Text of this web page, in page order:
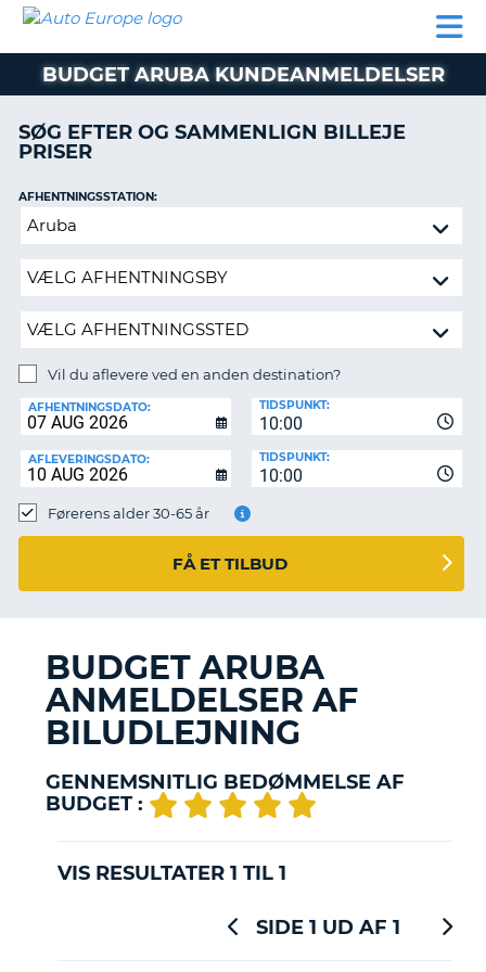
BILUDLEJNING
AUTOCAMPER
AUTO
EUROPE
BILUDLEJNING
AUTOCAMPER
LEJE
SUPPORT
MIN
DANMARK
BUDGET ARUBA KUNDEANMELDELSER
SØG EFTER OG SAMMENLIGN BILLEJE
PRISER
Vil
aflevere
anden
destination?
AFHENTNINGSSTATION:
Vil du aflevere ved en anden destination?
AFHENTNINGSDATO:
10:00
TIDSPUNKT:
AFLEVERINGSDATO:
10:00
TIDSPUNKT:
Førerens alder 30-65 år
FÅ ET TILBUD
BUDGET ARUBA
ANMELDELSER AF
BILUDLEJNING
GENNEMSNITLIG BEDØMMELSE AF
BUDGET :
VIS RESULTATER 1 TIL 1
SIDE 1 UD AF 1